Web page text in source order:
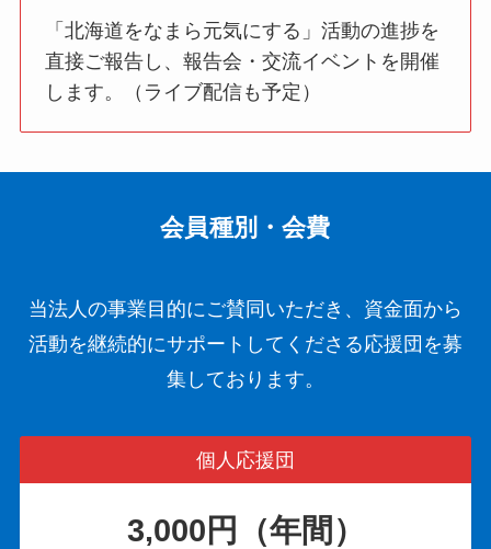
「北海道をなまら元気にする」活動の進捗を
直接ご報告し、報告会・交流イベントを開催
します。（ライブ配信も予定）
会員種別・会費
当法人の事業目的にご賛同いただき、資金面から
活動を継続的にサポートしてくださる応援団を募
集しております。
個人応援団
3,000円（年間）